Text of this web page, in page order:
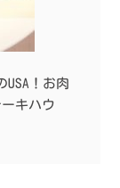
USA！お肉
キハウ